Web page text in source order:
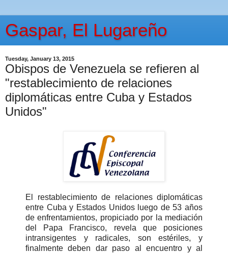
Gaspar, El Lugareño
Tuesday, January 13, 2015
Obispos de Venezuela se refieren al
"restablecimiento de relaciones
diplomáticas entre Cuba y Estados
Unidos"
El restablecimiento de relaciones diplomáticas
entre Cuba y Estados Unidos luego de 53 años
de enfrentamientos, propiciado por la mediación
del Papa Francisco, revela que posiciones
intransigentes y radicales, son estériles, y
finalmente deben dar paso al encuentro y al